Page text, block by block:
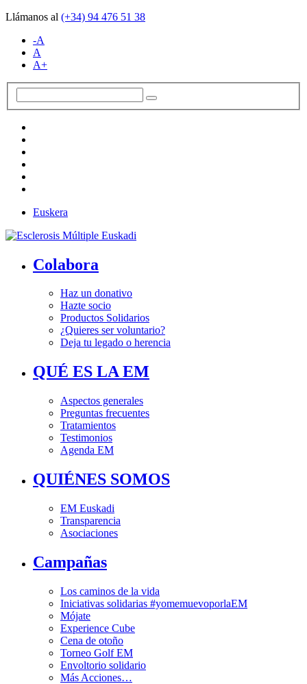
Llámanos al (+34) 94 476 51 38
-A
A
A+
Euskera
Colabora
Haz un donativo
Hazte socio
Productos Solidarios
¿Quieres ser voluntario?
Deja tu legado o herencia
QUÉ ES LA EM
Aspectos generales
Preguntas frecuentes
Tratamientos
Testimonios
Agenda EM
QUIÉNES SOMOS
EM Euskadi
Transparencia
Asociaciones
Campañas
Los caminos de la vida
Iniciativas solidarias #yomemuevoporlaEM
Mójate
Experience Cube
Cena de otoño
Torneo Golf EM
Envoltorio solidario
Más Acciones…